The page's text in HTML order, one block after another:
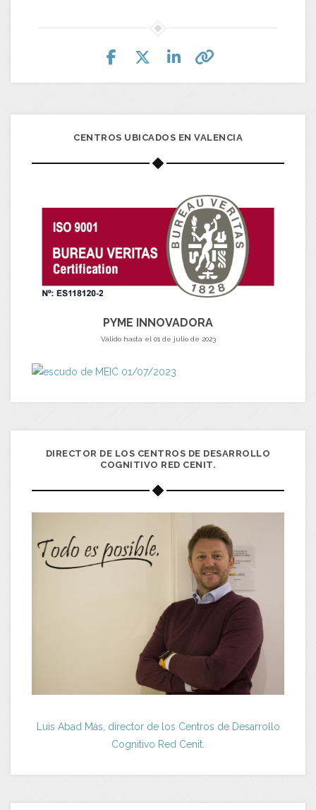
CENTROS UBICADOS EN VALENCIA
PYME INNOVADORA
Válido hasta el 01 de julio de 2023
DIRECTOR DE LOS CENTROS DE DESARROLLO
COGNITIVO RED CENIT.
Luis Abad Más, director de los Centros de Desarrollo
Cognitivo Red Cenit.